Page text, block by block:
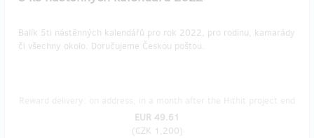
Balík 5ti nástěnných kalendářů pro rok 2022, pro rodinu, kamarády
či všechny okolo. Doručujeme Českou poštou.
EUR 49.61
(CZK 1,200)